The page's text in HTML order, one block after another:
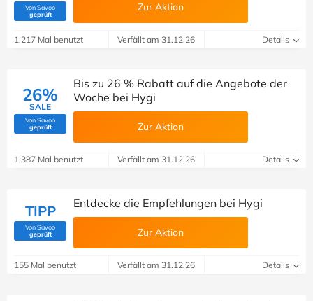
Von Savoo
geprüft(Von Savoo geprüft) Zur Aktion
1.217 Mal benutzt Verfällt am 31.12.26 Details
26%
SALE
Von Savoo
geprüft(Von Savoo geprüft)
Bis zu 26 % Rabatt auf die Angebote der
Woche bei Hygi
Zur Aktion
1.387 Mal benutzt Verfällt am 31.12.26 Details
TIPP
Von Savoo
geprüft(Von Savoo geprüft)
Entdecke die Empfehlungen bei Hygi
Zur Aktion
155 Mal benutzt Verfällt am 31.12.26 Details